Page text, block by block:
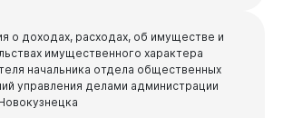
о доходах, расходах, об имуществе и
имущественного характера
начальника отдела общественных
управления делами администрации